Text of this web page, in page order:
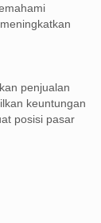
penjualan
keuntungan
posisi pasar